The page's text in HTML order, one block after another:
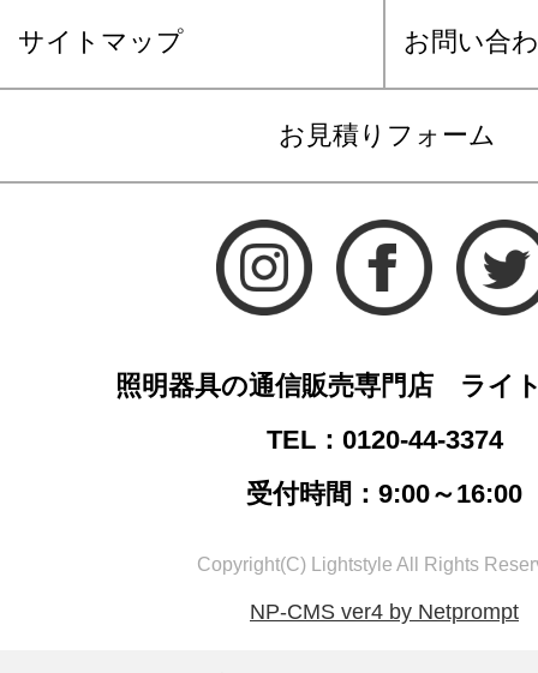
サイトマップ お問い合
お見積りフォーム
照明器具の通信販売専門店 ライ
TEL：0120-44-3374
受付時間：9:00～16:00
Copyright(C) Lightstyle All Rights
NP-CMS ver4 by Netprompt